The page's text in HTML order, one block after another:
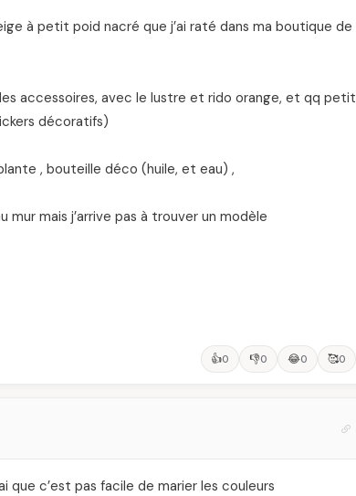
à petit poid nacré que j’ai raté dans ma boutique de
accessoires, avec le lustre et rido orange, et qq petit
décoratifs)
, bouteille déco (huile, et eau) ,
mais j’arrive pas à trouver un modèle
👍0 👎0 😂0 🥰0
que c’est pas facile de marier les couleurs